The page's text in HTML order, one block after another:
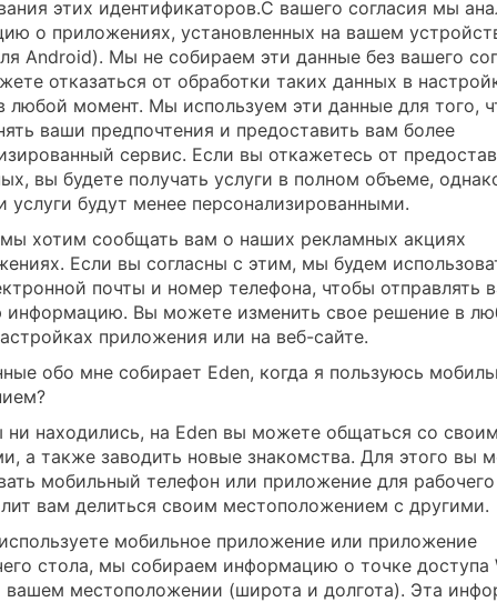
этих идентификаторов.С вашего согласия мы
о приложениях, установленных на вашем
Android). Мы не собираем эти данные без вашего
отказаться от обработки таких данных в
любой момент. Мы используем эти данные для того,
ваши предпочтения и предоставить вам более
сервис. Если вы откажетесь от
вы будете получать услуги в полном объеме,
услуги будут менее персонализированными.
хотим сообщать вам о наших рекламных акциях
Если вы согласны с этим, мы будем
почты и номер телефона, чтобы отправлять
информацию. Вы можете изменить свое решение в
приложения или на веб-сайте.
обо мне собирает Eden, когда я пользуюсь
ни находились, на Eden вы можете общаться со
а также заводить новые знакомства. Для этого вы
мобильный телефон или приложение для
вам делиться своим местоположением с другими.
мобильное приложение или приложение
стола, мы собираем информацию о точке доступа
вашем местоположении (широта и долгота). Эта